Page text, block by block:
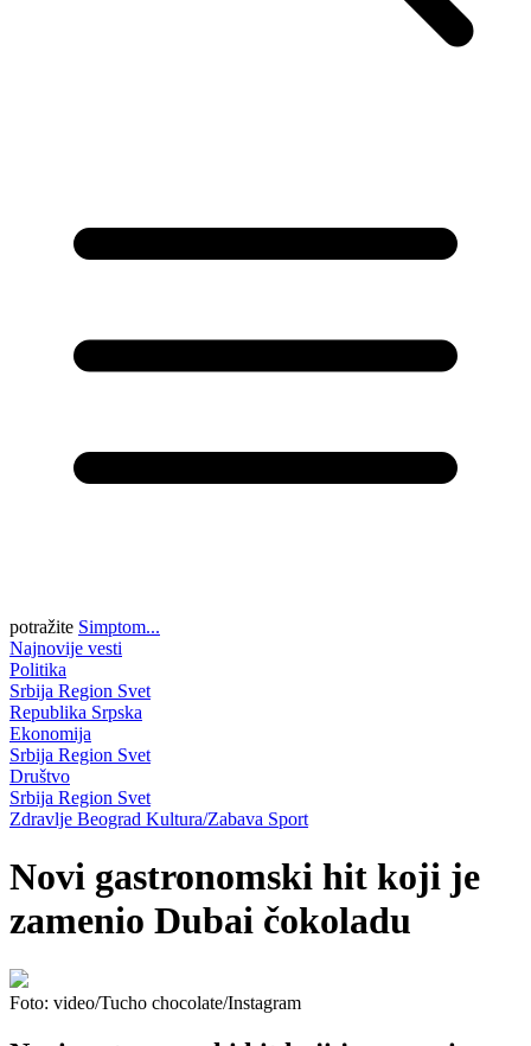
potražite Simptom...
Najnovije vesti
Politika
Srbija Region Svet
Republika Srpska
Ekonomija
Srbija Region Svet
Društvo
Srbija Region Svet
Zdravlje Beograd Kultura/Zabava Sport
Novi gastronomski hit koji je
zamenio Dubai čokoladu
Foto: video/Tucho chocolate/Instagram